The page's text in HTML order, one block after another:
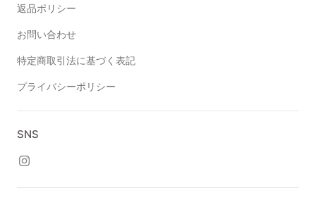
返品ポリシー
お問い合わせ
特定商取引法に基づく表記
プライバシーポリシー
SNS